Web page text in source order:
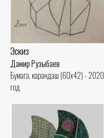
Эскиз
Дамир Рузыбаев
Бумага, карандаш (60x42) - 2020
год